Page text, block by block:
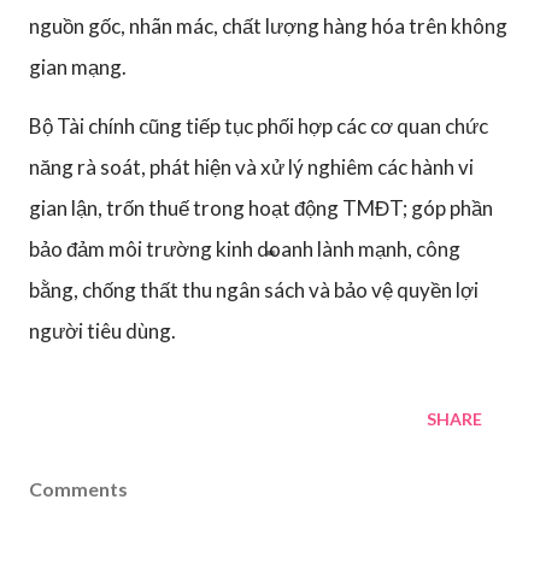
nguồn gốc, nhãn mác, chất lượng hàng hóa trên không
gian mạng.
Bộ Tài chính cũng tiếp tục phối hợp các cơ quan chức
năng rà soát, phát hiện và xử lý nghiêm các hành vi
gian lận, trốn thuế trong hoạt động TMĐT; góp phần
bảo đảm môi trường kinh doanh lành mạnh, công
bằng, chống thất thu ngân sách và bảo vệ quyền lợi
người tiêu dùng.
SHARE
Comments